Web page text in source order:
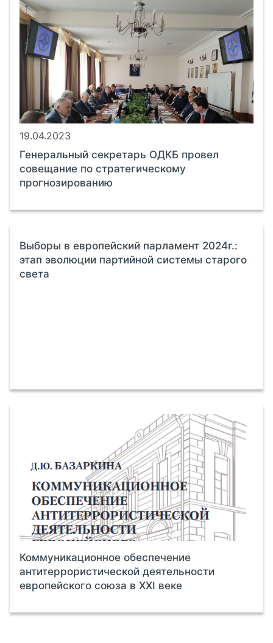
19.04.2023
Генеральный секретарь ОДКБ провел
совещание по стратегическому
прогнозированию
Выборы в европейский парламент 2024г.:
этап эволюции партийной системы старого
света
Коммуникационное обеспечение
антитеррористической деятельности
европейского союза в XXI веке